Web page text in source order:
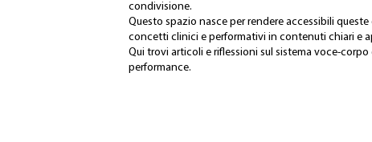
condivisione.
Questo spazio nasce per rendere accessibili
concetti clinici e performativi in contenuti chiari e
Qui trovi articoli e riflessioni sul sistema voce-corpo
performance.